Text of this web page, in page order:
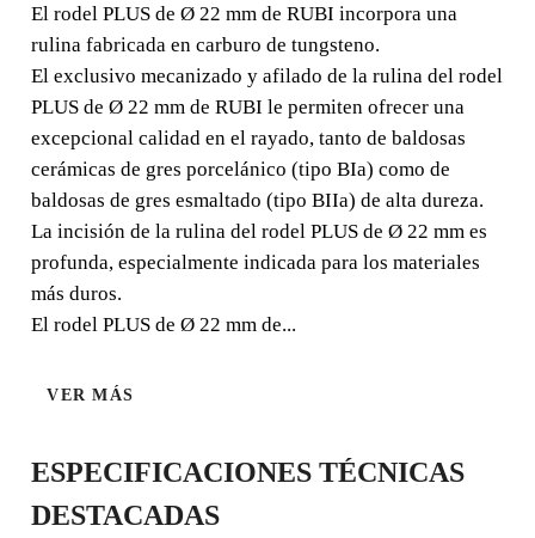
El rodel PLUS de Ø 22 mm de RUBI incorpora una
rulina fabricada en carburo de tungsteno. El exclusivo
mecanizado y afilado de la rulina del rodel PLUS de Ø
22 mm de RUBI le permiten ofrecer una excepcional
calidad en el rayado, tanto de baldosas cerámicas de gres
porcelánico (tipo BIa) como de baldosas de gres
esmaltado (tipo BIIa) de alta dureza.
El rodel PLUS de Ø 22 mm de RUBI incorpora una
rulina fabricada en carburo de tungsteno.
El exclusivo mecanizado y afilado de la rulina del rodel
PLUS de Ø 22 mm de RUBI le permiten ofrecer una
excepcional calidad en el rayado, tanto de baldosas
cerámicas de gres porcelánico (tipo BIa) como de
baldosas de gres esmaltado (tipo BIIa) de alta dureza.
La incisión de la rulina del rodel PLUS de Ø 22 mm es
profunda, especialmente indicada para los materiales
más duros.
El rodel PLUS de Ø 22 mm de...
VER MÁS
ESPECIFICACIONES TÉCNICAS
DESTACADAS